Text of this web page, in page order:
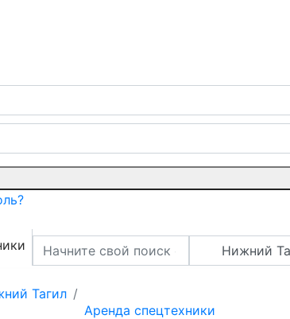
Нижний
Тагил
Аренда спецтехники